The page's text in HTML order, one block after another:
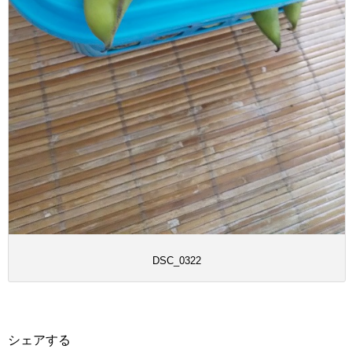
DSC_0322
シェアする